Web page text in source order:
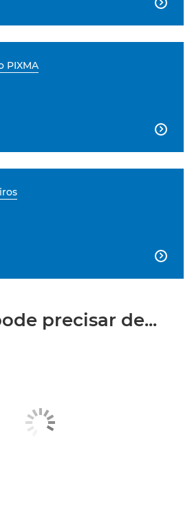

PIXMA


precisar de...